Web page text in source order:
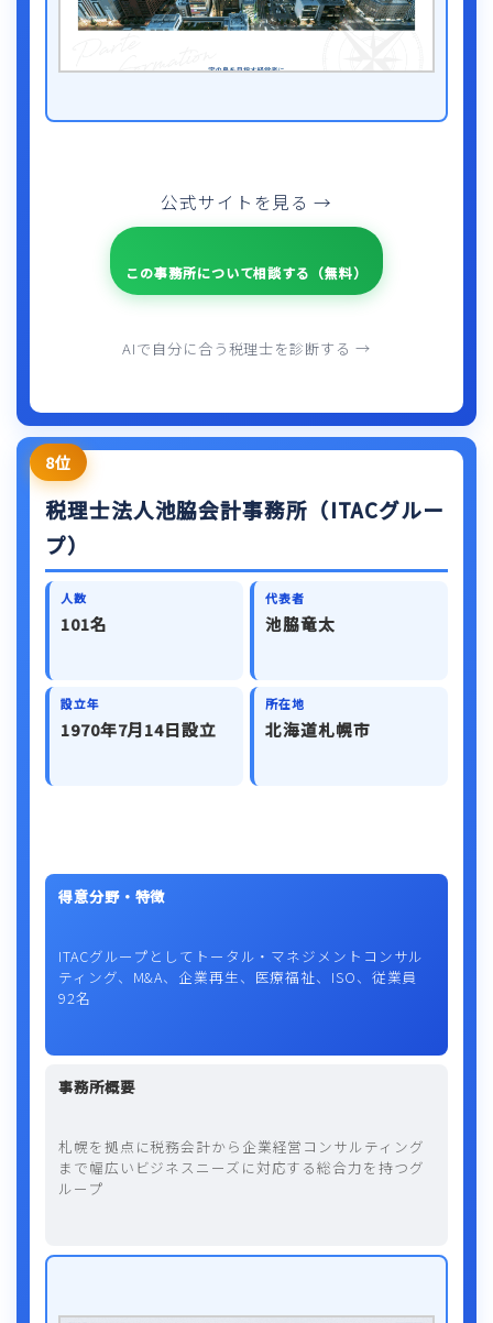
公式サイトを見る →
この事務所について相談する（無料）
AIで自分に合う税理士を診断する →
8位
税理士法人池脇会計事務所（ITACグルー
プ）
人数
101名
代表者
池脇竜太
設立年
1970年7月14日設立
所在地
北海道札幌市
得意分野・特徴
ITACグループとしてトータル・マネジメントコンサル
ティング、M&A、企業再生、医療福祉、ISO、従業員
92名
事務所概要
札幌を拠点に税務会計から企業経営コンサルティング
まで幅広いビジネスニーズに対応する総合力を持つグ
ループ